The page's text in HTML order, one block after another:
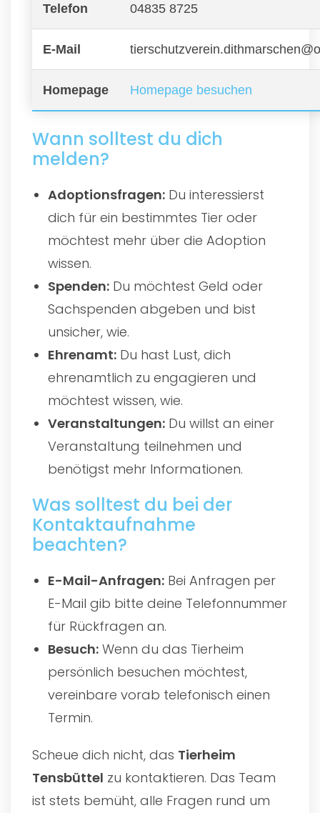
Telefon 04835 8725
E-Mail
Homepage Homepage besuchen
Wann solltest du dich
melden?
Adoptionsfragen: Du interessierst
dich für ein bestimmtes Tier oder
möchtest mehr über die Adoption
wissen.
Spenden: Du möchtest Geld oder
Sachspenden abgeben und bist
unsicher, wie.
Ehrenamt: Du hast Lust, dich
ehrenamtlich zu engagieren und
möchtest wissen, wie.
Veranstaltungen: Du willst an einer
Veranstaltung teilnehmen und
benötigst mehr Informationen.
Was solltest du bei der
Kontaktaufnahme
beachten?
E-Mail-Anfragen: Bei Anfragen per
E-Mail gib bitte deine Telefonnummer
für Rückfragen an.
Besuch: Wenn du das Tierheim
persönlich besuchen möchtest,
vereinbare vorab telefonisch einen
Termin.
Scheue dich nicht, das Tierheim
Tensbüttel zu kontaktieren. Das Team
ist stets bemüht, alle Fragen rund um